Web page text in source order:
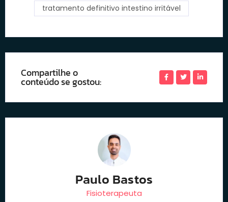
tratamento definitivo intestino irritável
Compartilhe o
conteúdo se gostou:
Paulo Bastos
Fisioterapeuta